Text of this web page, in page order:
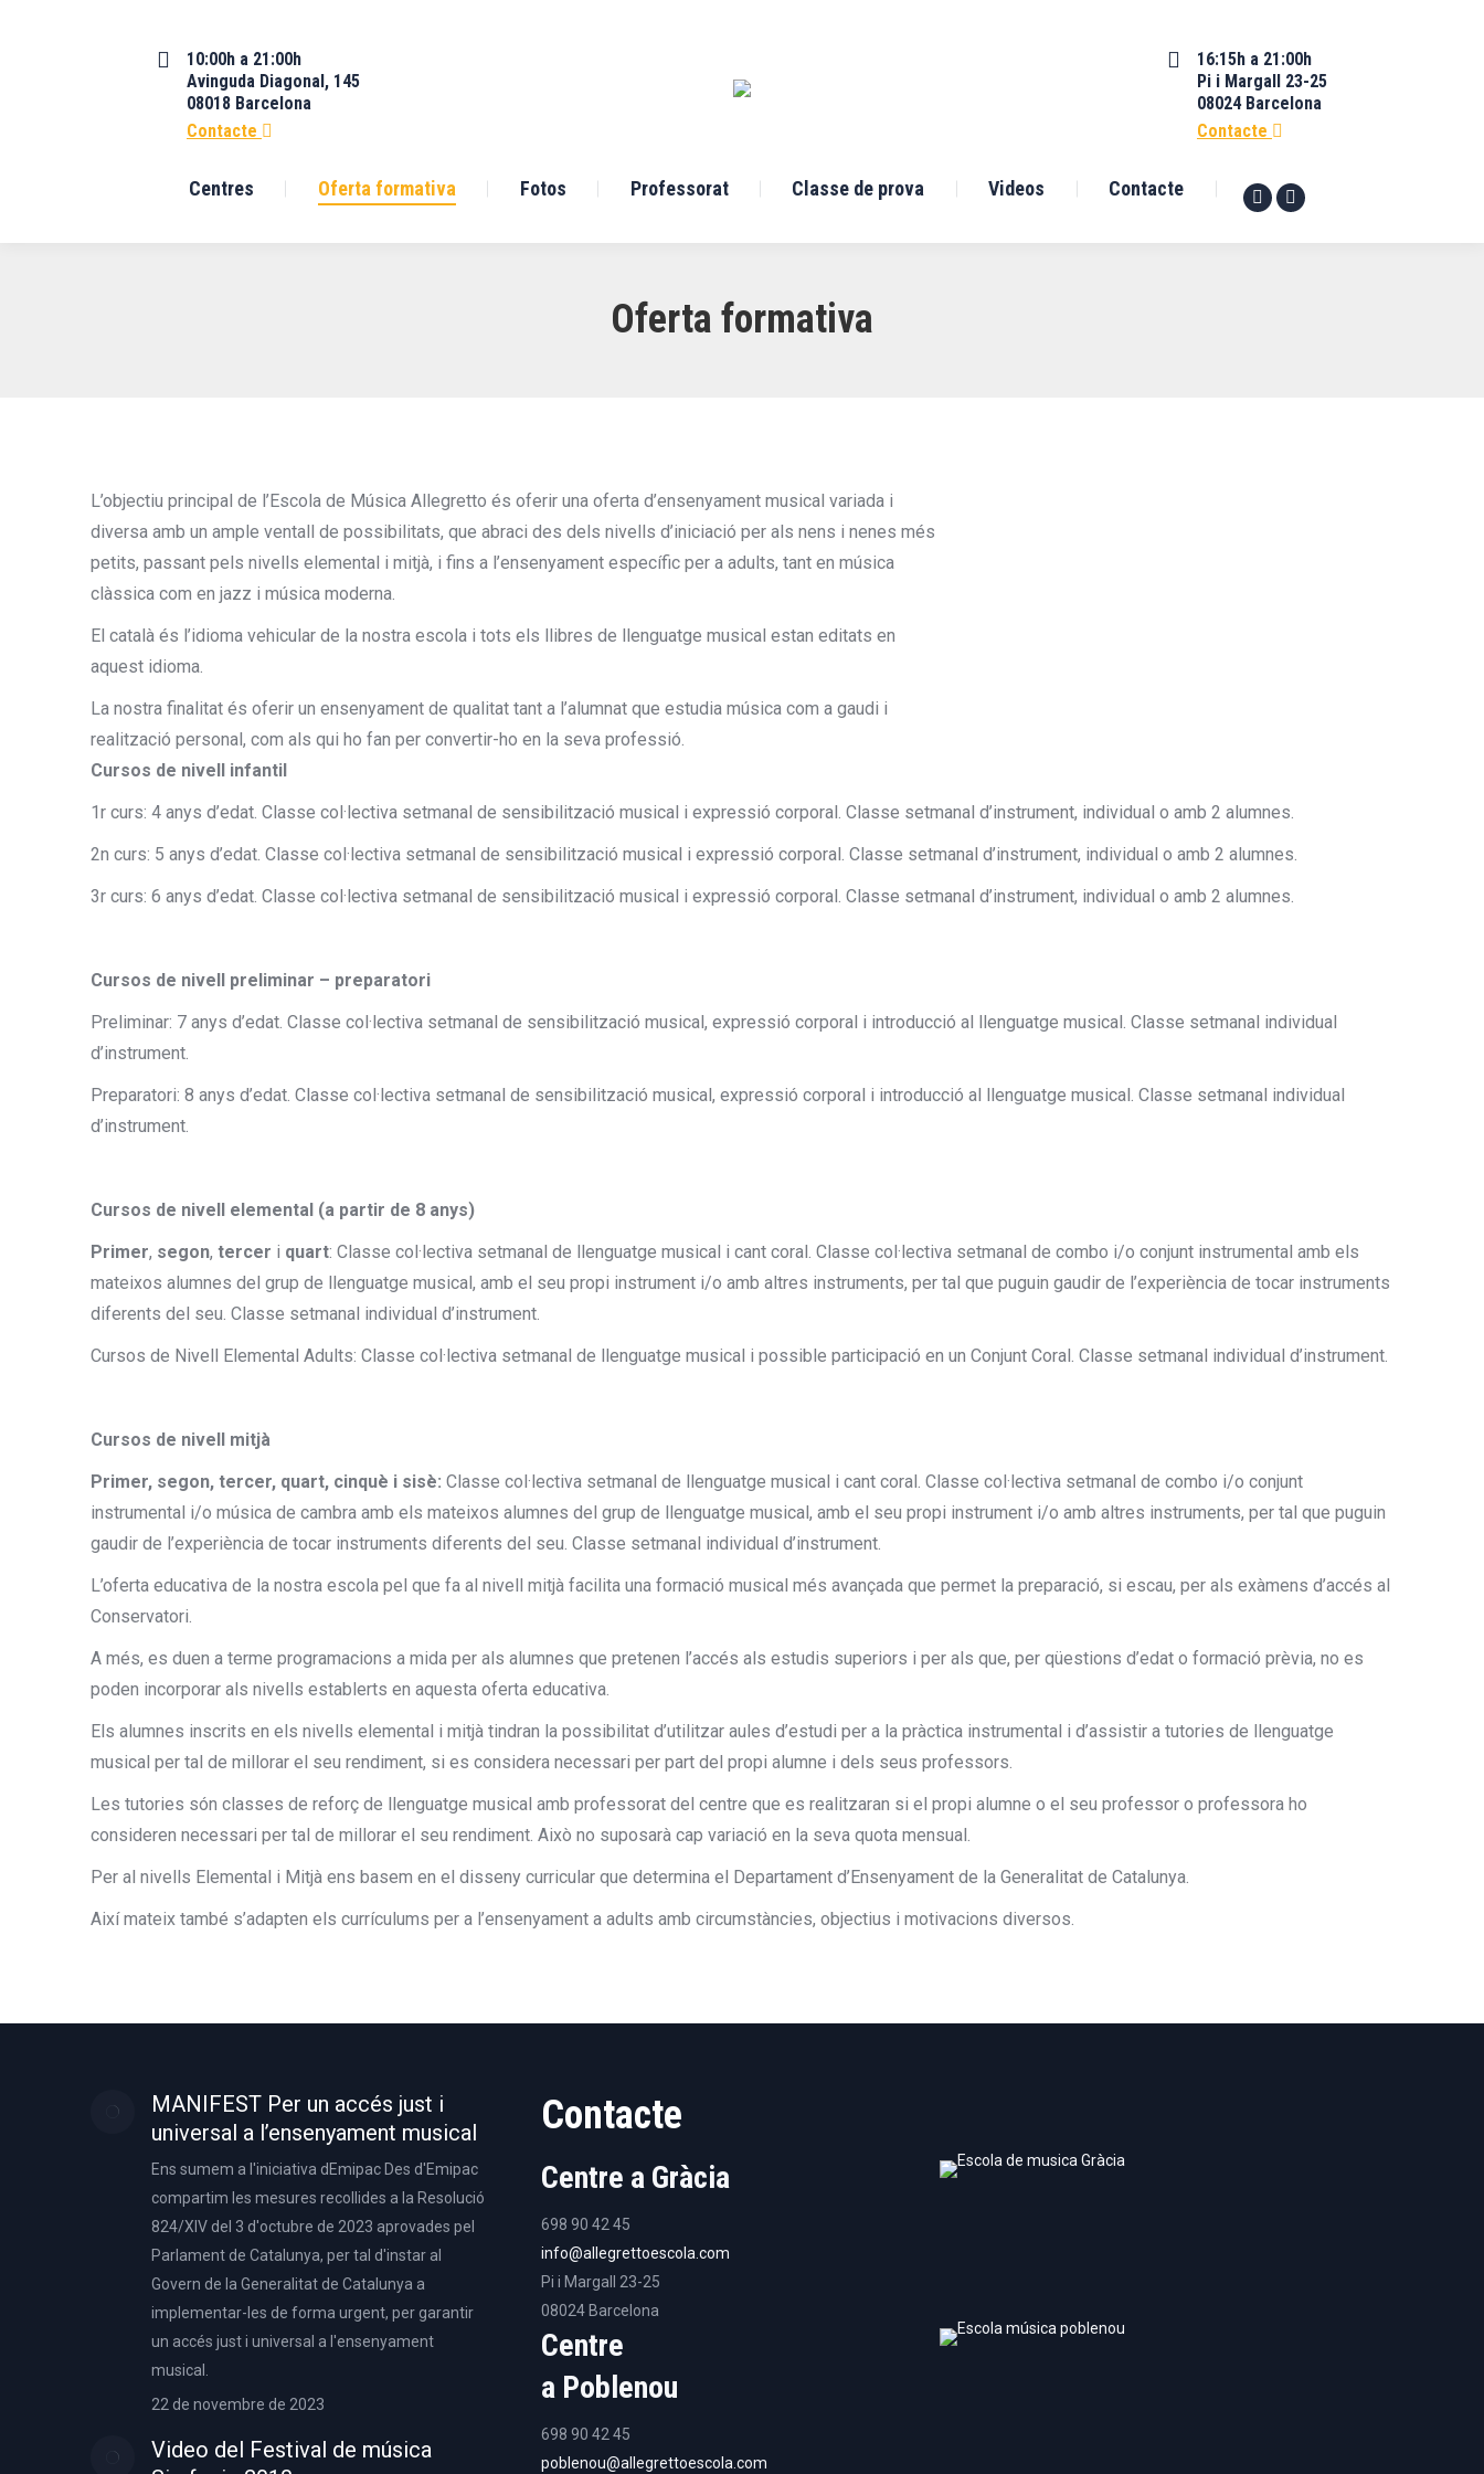
10:00h a 21:00h
Avinguda Diagonal, 145
08018 Barcelona
Contacte
16:15h a 21:00h
Pi i Margall 23-25
08024 Barcelona
Contacte
Centres Oferta formativa Fotos Professorat Classe de prova Videos Contacte
Facebook
page
YouTube
page
Oferta formativa
L’objectiu principal de l’Escola de Música Allegretto és oferir una oferta d’ensenyament musical variada i
diversa amb un ample ventall de possibilitats, que abraci des dels nivells d’iniciació per als nens i nenes més
petits, passant pels nivells elemental i mitjà, i fins a l’ensenyament específic per a adults, tant en música
clàssica com en jazz i música moderna.
El català és l’idioma vehicular de la nostra escola i tots els llibres de llenguatge musical estan editats en
aquest idioma.
La nostra finalitat és oferir un ensenyament de qualitat tant a l’alumnat que estudia música com a gaudi i
realització personal, com als qui ho fan per convertir-ho en la seva professió.
Cursos de nivell infantil
1r curs: 4 anys d’edat. Classe col·lectiva setmanal de sensibilització musical i expressió corporal. Classe setmanal d’instrument, individual o amb 2 alumnes.
2n curs: 5 anys d’edat. Classe col·lectiva setmanal de sensibilització musical i expressió corporal. Classe setmanal d’instrument, individual o amb 2 alumnes.
3r curs: 6 anys d’edat. Classe col·lectiva setmanal de sensibilització musical i expressió corporal. Classe setmanal d’instrument, individual o amb 2 alumnes.
Cursos de nivell preliminar – preparatori
Preliminar: 7 anys d’edat. Classe col·lectiva setmanal de sensibilització musical, expressió corporal i introducció al llenguatge musical. Classe setmanal individual
d’instrument.
Preparatori: 8 anys d’edat. Classe col·lectiva setmanal de sensibilització musical, expressió corporal i introducció al llenguatge musical. Classe setmanal individual
d’instrument.
Cursos de nivell elemental (a partir de 8 anys)
Primer, segon, tercer i quart: Classe col·lectiva setmanal de llenguatge musical i cant coral. Classe col·lectiva setmanal de combo i/o conjunt instrumental amb els
mateixos alumnes del grup de llenguatge musical, amb el seu propi instrument i/o amb altres instruments, per tal que puguin gaudir de l’experiència de tocar instruments
diferents del seu. Classe setmanal individual d’instrument.
Cursos de Nivell Elemental Adults: Classe col·lectiva setmanal de llenguatge musical i possible participació en un Conjunt Coral. Classe setmanal individual d’instrument.
Cursos de nivell mitjà
Primer, segon, tercer, quart, cinquè i sisè: Classe col·lectiva setmanal de llenguatge musical i cant coral. Classe col·lectiva setmanal de combo i/o conjunt
instrumental i/o música de cambra amb els mateixos alumnes del grup de llenguatge musical, amb el seu propi instrument i/o amb altres instruments, per tal que puguin
gaudir de l’experiència de tocar instruments diferents del seu. Classe setmanal individual d’instrument.
L’oferta educativa de la nostra escola pel que fa al nivell mitjà facilita una formació musical més avançada que permet la preparació, si escau, per als exàmens d’accés al
Conservatori.
A més, es duen a terme programacions a mida per als alumnes que pretenen l’accés als estudis superiors i per als que, per qüestions d’edat o formació prèvia, no es
poden incorporar als nivells establerts en aquesta oferta educativa.
Els alumnes inscrits en els nivells elemental i mitjà tindran la possibilitat d’utilitzar aules d’estudi per a la pràctica instrumental i d’assistir a tutories de llenguatge
musical per tal de millorar el seu rendiment, si es considera necessari per part del propi alumne i dels seus professors.
Les tutories són classes de reforç de llenguatge musical amb professorat del centre que es realitzaran si el propi alumne o el seu professor o professora ho
consideren necessari per tal de millorar el seu rendiment. Això no suposarà cap variació en la seva quota mensual.
Per al nivells Elemental i Mitjà ens basem en el disseny curricular que determina el Departament d’Ensenyament de la Generalitat de Catalunya.
Així mateix també s’adapten els currículums per a l’ensenyament a adults amb circumstàncies, objectius i motivacions diversos.
MANIFEST Per un accés just i
universal a l’ensenyament musical
Ens sumem a l'iniciativa dEmipac Des d'Emipac
compartim les mesures recollides a la Resolució
824/XIV del 3 d'octubre de 2023 aprovades pel
Parlament de Catalunya, per tal d'instar al
Govern de la Generalitat de Catalunya a
implementar-les de forma urgent, per garantir
un accés just i universal a l'ensenyament
musical.
22 de novembre de 2023
Video del Festival de música
Contacte
Centre a Gràcia
698 90 42 45
info@allegrettoescola.com
Pi i Margall 23-25
08024 Barcelona
Centre
a Poblenou
698 90 42 45
poblenou@allegrettoescola.com